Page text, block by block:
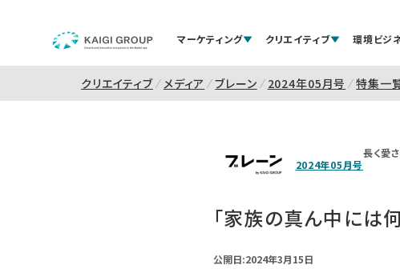
マーケティング クリエイティブ 環境ビジ
クリエイティブ メディア ブレーン 2024年05月号 特集一
2024年05月号
長く愛
「家族の真ん中には
公開日:2024年3月15日